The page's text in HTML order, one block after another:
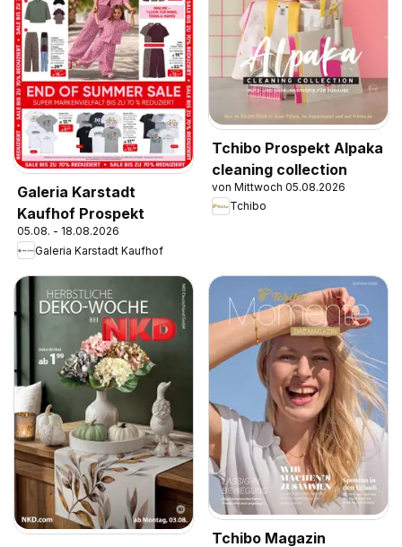
Galeria Karstadt
Kaufhof Prospekt
05.08. - 18.08.2026
Galeria Karstadt Kaufhof
Tchibo Prospekt Alpaka
cleaning collection
von Mittwoch 05.08.2026
Tchibo
Tchibo Magazin